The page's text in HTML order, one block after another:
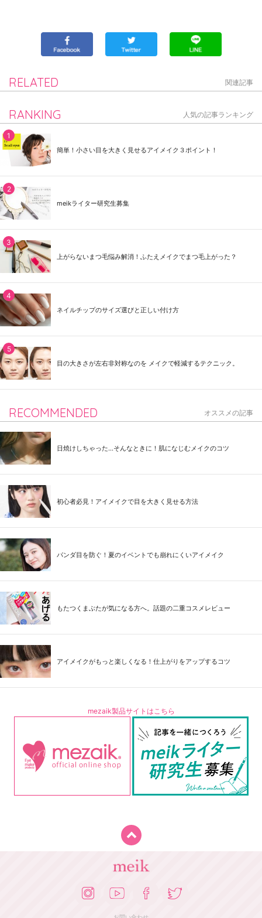
RELATED 関連記事
RANKING 人気の記事ランキング
簡単！小さい目を大きく見せるアイメイク３ポイント！
meikライター研究生募集
上がらないまつ毛悩み解消！ふたえメイクでまつ毛上がった？
ネイルチップのサイズ選びと正しい付け方
目の大きさが左右非対称なのを メイクで軽減するテクニック。
RECOMMENDED オススメの記事
日焼けしちゃった...そんなときに！肌になじむメイクのコツ
初心者必見！アイメイクで目を大きく見せる方法
パンダ目を防ぐ！夏のイベントでも崩れにくいアイメイク
もたつくまぶたが気になる方へ。話題の二重コスメレビュー
アイメイクがもっと楽しくなる！仕上がりをアップするコツ
mezaik製品サイトはこちら